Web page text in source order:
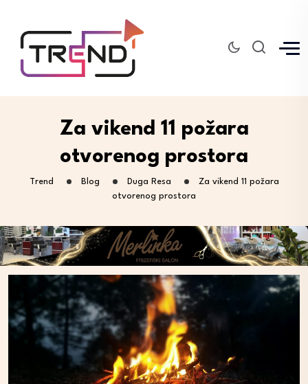
Za vikend 11 požara
otvorenog prostora
Trend Blog Duga Resa
Za vikend 11 požara
otvorenog prostora